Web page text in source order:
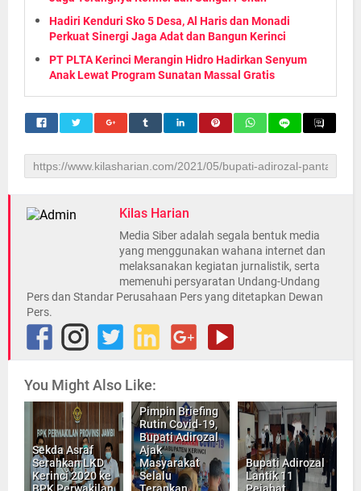
Hadiri Kenduri Sko 5 Desa, Al Haris dan Monadi
Perkuat Sinergi Jaga Adat dan Bangun Kerinci
PT PLTA Kerinci Merangin Hidro Hadirkan Senyum
Anak Lewat Program Sunatan Massal Gratis
Kilas Harian
Media Siber adalah segala bentuk media
yang menggunakan wahana internet dan
melaksanakan kegiatan jurnalistik, serta
memenuhi persyaratan Undang-Undang
Pers dan Standar Perusahaan Pers yang ditetapkan Dewan
Pers.
You Might Also Like:
Sekda Asraf
Serahkan LKD
Kerinci 2020 ke
BPK Perwakilan
Pimpin Briefing
Rutin Covid-19,
Bupati Adirozal
Ajak
Masyarakat
Selalu
Terapkan
Bupati Adirozal
Lantik 11
Pejabat